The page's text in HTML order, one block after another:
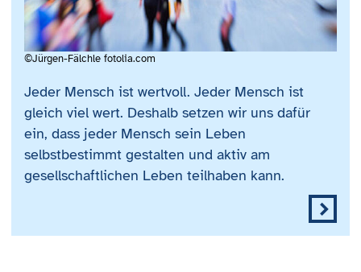
©Jürgen-Fälchle fotolia.com
Jeder Mensch ist wertvoll. Jeder Mensch ist
gleich viel wert. Deshalb setzen wir uns dafür
ein, dass jeder Mensch sein Leben
selbstbestimmt gestalten und aktiv am
gesellschaftlichen Leben teilhaben kann.